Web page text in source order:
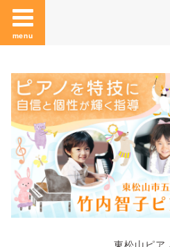
menu
東松山ピア